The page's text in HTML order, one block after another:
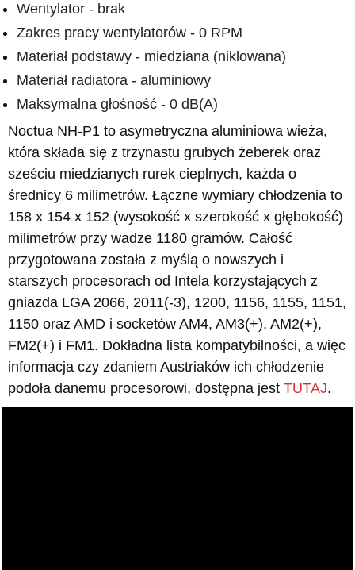
Wentylator - brak
Zakres pracy wentylatorów - 0 RPM
Materiał podstawy - miedziana (niklowana)
Materiał radiatora - aluminiowy
Maksymalna głośność - 0 dB(A)
Noctua NH-P1 to asymetryczna aluminiowa wieża,
która składa się z trzynastu grubych żeberek oraz
sześciu miedzianych rurek cieplnych, każda o
średnicy 6 milimetrów. Łączne wymiary chłodzenia to
158 x 154 x 152 (wysokość x szerokość x głębokość)
milimetrów przy wadze 1180 gramów. Całość
przygotowana została z myślą o nowszych i
starszych procesorach od Intela korzystających z
gniazda LGA 2066, 2011(-3), 1200, 1156, 1155, 1151,
1150 oraz AMD i socketów AM4, AM3(+), AM2(+),
FM2(+) i FM1. Dokładna lista kompatybilności, a więc
informacja czy zdaniem Austriaków ich chłodzenie
podoła danemu procesorowi, dostępna jest TUTAJ.